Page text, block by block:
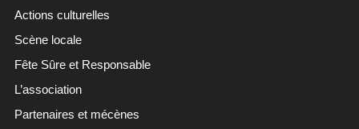
Actions culturelles
Scène locale
Fête Sûre et Responsable
L’association
Partenaires et mécènes